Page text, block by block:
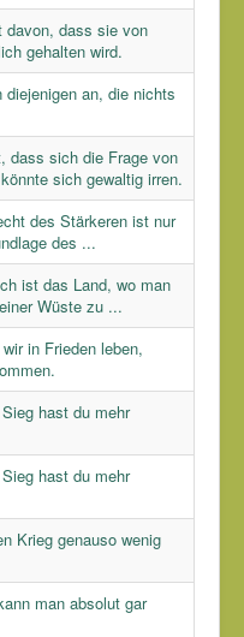
davon, dass sie von
gehalten wird.
an, die nichts
dass sich die Frage von
sich gewaltig irren.
des Stärkeren ist nur
des ...
ist das Land, wo man
Wüste zu ...
in Frieden leben,
hast du mehr
hast du mehr
Krieg genauso wenig
man absolut gar